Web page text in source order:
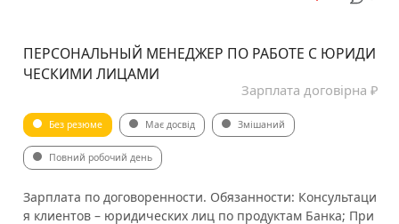
ПЕРСОНАЛЬНЫЙ МЕНЕДЖЕР ПО РАБОТЕ С ЮРИДИ
ЧЕСКИМИ ЛИЦАМИ
Зарплата договірна ₽
Без резюме Має досвід Змішаний
Повний робочий день
Зарплата по договоренности. Обязанности: Консультаци
я клиентов – юридических лиц по продуктам Банка; При